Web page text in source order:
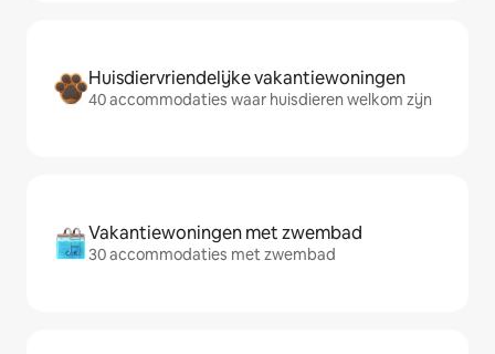
Huisdiervriendelijke vakantiewoningen
40 accommodaties waar huisdieren welkom zijn
Vakantiewoningen met zwembad
30 accommodaties met zwembad